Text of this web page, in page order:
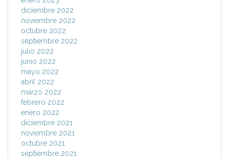
diciembre 2022
noviembre 2022
octubre 2022
septiembre 2022
julio 2022
junio 2022
mayo 2022
abril 2022
marzo 2022
febrero 2022
enero 2022
diciembre 2021
noviembre 2021
octubre 2021
septiembre 2021